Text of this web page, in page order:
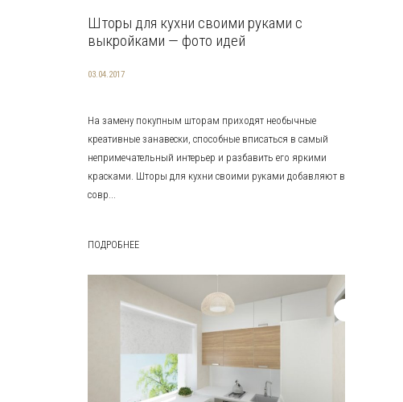
Шторы для кухни своими руками с
выкройками — фото идей
03.04.2017
На замену покупным шторам приходят необычные
креативные занавески, способные вписаться в самый
непримечательный интерьер и разбавить его яркими
красками. Шторы для кухни своими руками добавляют в
совр...
ПОДРОБНЕЕ